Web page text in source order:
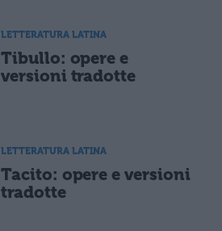
LETTERATURA LATINA
Tibullo: opere e
versioni tradotte
LETTERATURA LATINA
Tacito: opere e versioni
tradotte